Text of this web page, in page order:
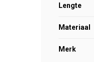
Lengte
Materiaal
Merk